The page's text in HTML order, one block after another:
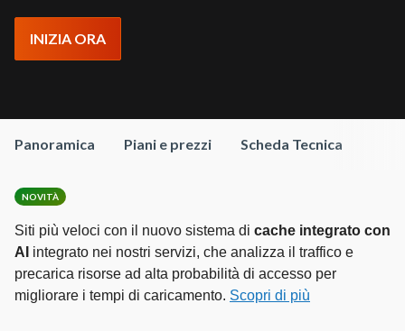
INIZIA ORA
Panoramica Piani e prezzi Scheda Tecnica
NOVITÀ
Siti più veloci con il nuovo sistema di cache integrato con
AI integrato nei nostri servizi, che analizza il traffico e
precarica risorse ad alta probabilità di accesso per
migliorare i tempi di caricamento. Scopri di più